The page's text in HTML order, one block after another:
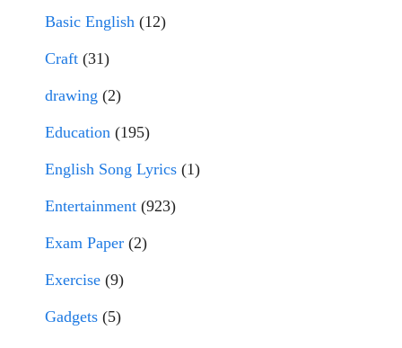
Basic English (12)
Craft (31)
drawing (2)
Education (195)
English Song Lyrics (1)
Entertainment (923)
Exam Paper (2)
Exercise (9)
Gadgets (5)